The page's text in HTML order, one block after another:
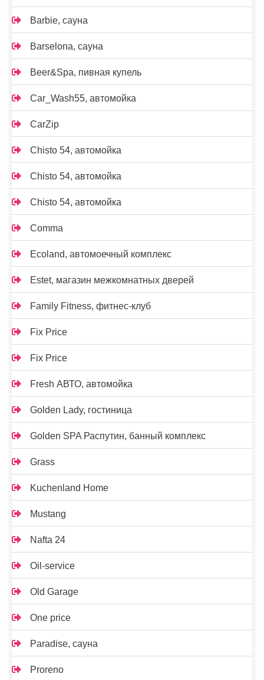
Barbie, сауна
Barselona, сауна
Beer&Spa, пивная купель
Car_Wash55, автомойка
CarZip
Chisto 54, автомойка
Chisto 54, автомойка
Chisto 54, автомойка
Comma
Ecoland, автомоечный комплекс
Estet, магазин межкомнатных дверей
Family Fitness, фитнес-клуб
Fix Price
Fix Price
Fresh АВТО, автомойка
Golden Lady, гостиница
Golden SPA Распутин, банный комплекс
Grass
Kuchenland Home
Mustang
Nafta 24
Oil-service
Old Garage
One price
Paradise, сауна
Proreno